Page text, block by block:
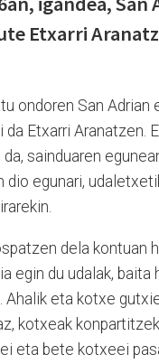
Etxarri
ondoren San Adrian
Etxarri Aranatzen.
da, sainduaren
dio egunari,
dela kontuan
egin du udalak, baita
Ahalik eta kotxe
kotxeak
eta bete kotxeei